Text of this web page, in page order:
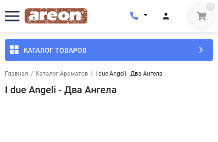
0
КАТАЛОГ ТОВАРОВ
Главная / Каталог Ароматов / I due Angeli - Два Ангела
I due Angeli - Два Ангела